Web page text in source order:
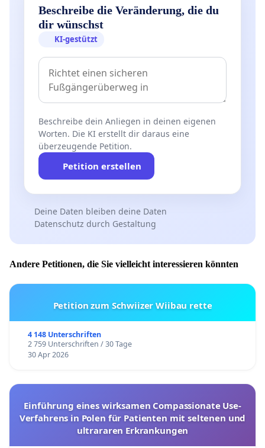
Beschreibe die Veränderung, die du
dir wünschst
KI-gestützt
Beschreibe dein Anliegen in deinen eigenen
Worten. Die KI erstellt dir daraus eine
überzeugende Petition.
Petition erstellen
Deine Daten bleiben deine Daten
Datenschutz durch Gestaltung
Andere Petitionen, die Sie vielleicht interessieren könnten
Petition zum Schwiizer Wiibau rette
4 148 Unterschriften
2 759 Unterschriften / 30 Tage
30 Apr 2026
Einführung eines wirksamen Compassionate Use-
Verfahrens in Polen für Patienten mit seltenen und
ultrararen Erkrankungen